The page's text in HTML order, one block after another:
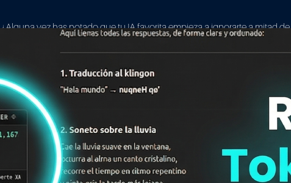
¿Alguna vez has notado que tu IA favorita empieza a ignorarte a mitad de
un rato, y de repente parece que ha olvidado todo lo que le dijiste. No está
fallando. No se ha vuelto tonta. Tiene un límite técnico que casi nadie
conoce, y…
Read More